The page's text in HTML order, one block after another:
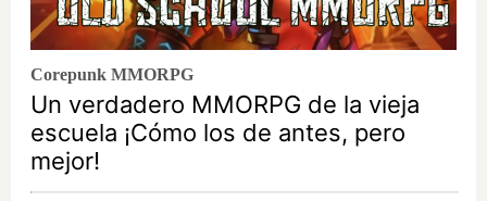
Corepunk MMORPG
Un verdadero MMORPG de la vieja
escuela ¡Cómo los de antes, pero
mejor!